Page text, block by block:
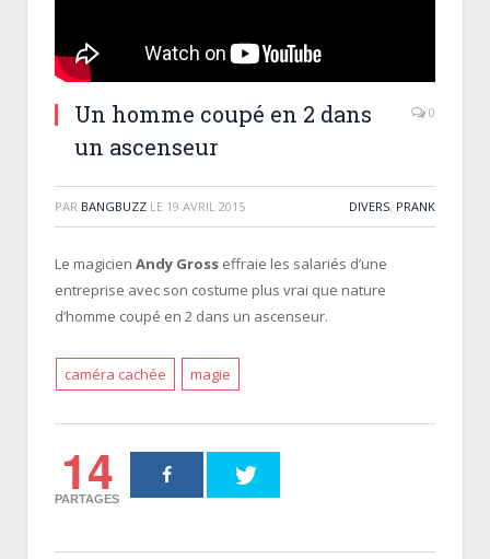
Un homme coupé en 2 dans
un ascenseur
0
PAR BANGBUZZ LE 19 AVRIL 2015 DIVERS, PRANK
Le magicien Andy Gross effraie les salariés d’une
entreprise avec son costume plus vrai que nature
d’homme coupé en 2 dans un ascenseur.
caméra cachée magie
14
PARTAGES